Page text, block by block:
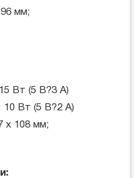
96 мм;
Вт (5 В?3 A)
10 Вт (5 В?2 А)
x 108 мм;